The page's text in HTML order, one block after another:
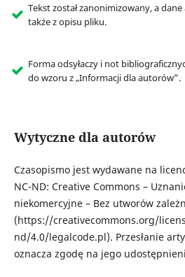
Tekst został zanonimizowany, a
także z opisu pliku.
Forma odsyłaczy i not
do wzoru z „Informacji dla autorów”.
Wytyczne dla autorów
Czasopismo jest wydawane na
NC-ND: Creative Commons –
niekomercyjne – Bez utworów
(https://creativecommons.org/
nd/4.0/legalcode.pl). Przesłanie
oznacza zgodę na jego